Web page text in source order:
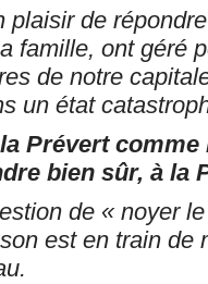
plaisir de
famille, ont géré
de notre
un état
Prévert comme
bien sûr, à la
de « noyer le
est en train de